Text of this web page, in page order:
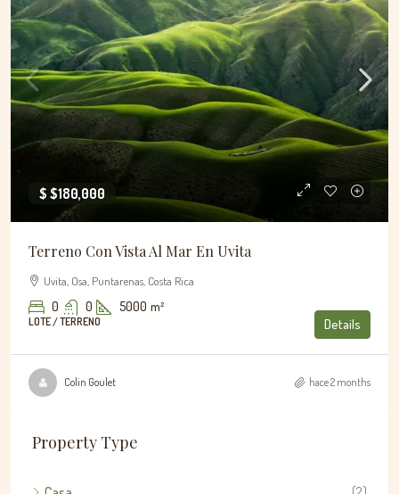
$ $180,000
Terreno Con Vista Al Mar En Uvita
Uvita, Osa, Puntarenas, Costa Rica
0 0 5000 m²
LOTE / TERRENO Details
Colin Goulet hace 2 months
Property Type